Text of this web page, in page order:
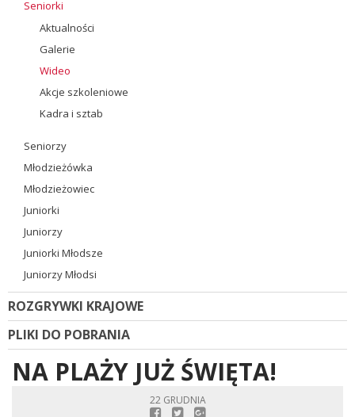
Seniorki
Aktualności
Galerie
Wideo
Akcje szkoleniowe
Kadra i sztab
Seniorzy
Młodzieżówka
Młodzieżowiec
Juniorki
Juniorzy
Juniorki Młodsze
Juniorzy Młodsi
ROZGRYWKI KRAJOWE
PLIKI DO POBRANIA
NA PLAŻY JUŻ ŚWIĘTA!
22 GRUDNIA